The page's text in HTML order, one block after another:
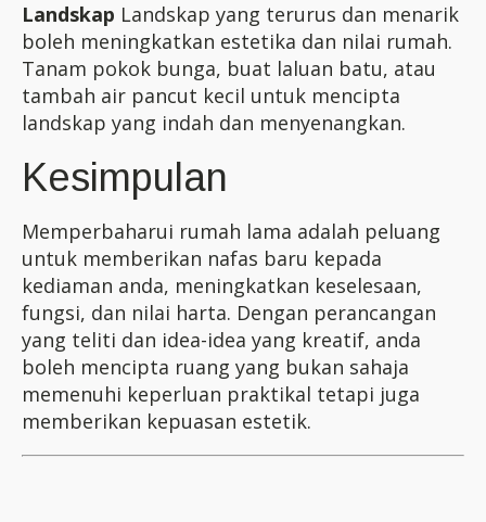
Landskap Landskap yang terurus dan menarik
boleh meningkatkan estetika dan nilai rumah.
Tanam pokok bunga, buat laluan batu, atau
tambah air pancut kecil untuk mencipta
landskap yang indah dan menyenangkan.
Kesimpulan
Memperbaharui rumah lama adalah peluang
untuk memberikan nafas baru kepada
kediaman anda, meningkatkan keselesaan,
fungsi, dan nilai harta. Dengan perancangan
yang teliti dan idea-idea yang kreatif, anda
boleh mencipta ruang yang bukan sahaja
memenuhi keperluan praktikal tetapi juga
memberikan kepuasan estetik.